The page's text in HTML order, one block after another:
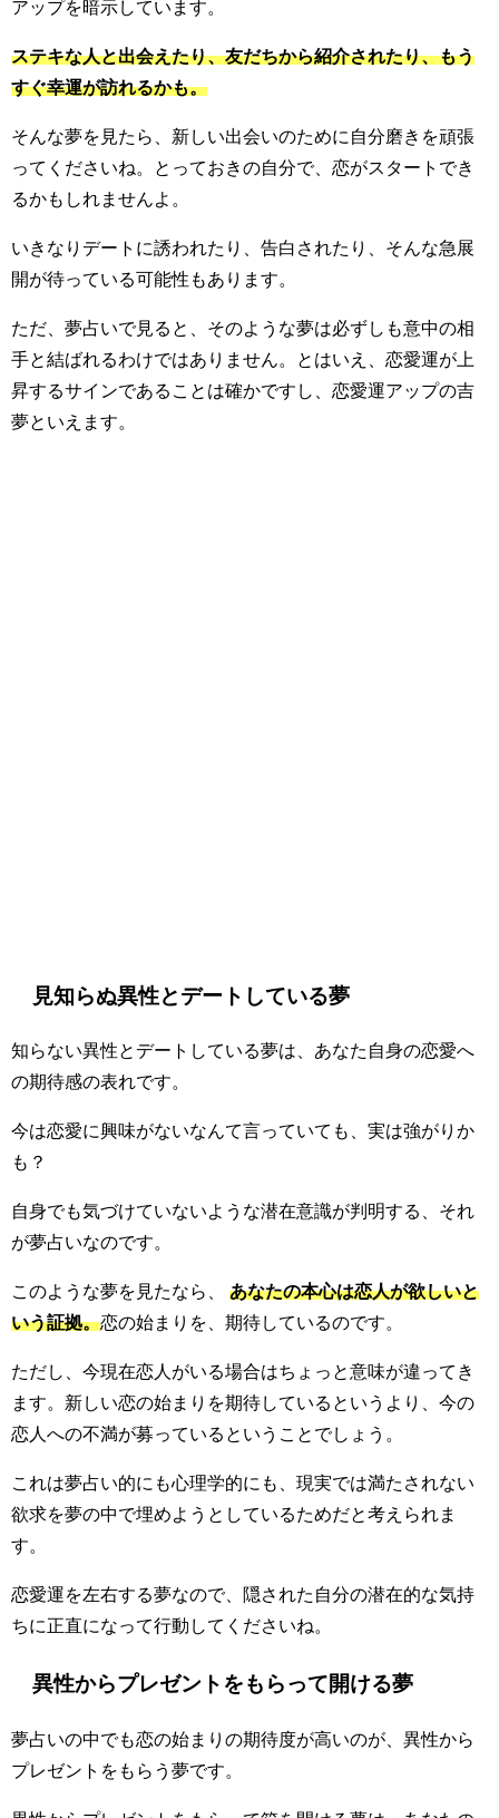
アップを暗示しています。
ステキな人と出会えたり、友だちから紹介されたり、もう
すぐ幸運が訪れるかも。
そんな夢を見たら、新しい出会いのために自分磨きを頑張
ってくださいね。とっておきの自分で、恋がスタートでき
るかもしれませんよ。
いきなりデートに誘われたり、告白されたり、そんな急展
開が待っている可能性もあります。
ただ、夢占いで見ると、そのような夢は必ずしも意中の相
手と結ばれるわけではありません。とはいえ、恋愛運が上
昇するサインであることは確かですし、恋愛運アップの吉
夢といえます。
見知らぬ異性とデートしている夢
知らない異性とデートしている夢は、あなた自身の恋愛へ
の期待感の表れです。
今は恋愛に興味がないなんて言っていても、実は強がりか
も？
自身でも気づけていないような潜在意識が判明する、それ
が夢占いなのです。
このような夢を見たなら、 あなたの本心は恋人が欲しいと
いう証拠。恋の始まりを、期待しているのです。
ただし、今現在恋人がいる場合はちょっと意味が違ってき
ます。新しい恋の始まりを期待しているというより、今の
恋人への不満が募っているということでしょう。
これは夢占い的にも心理学的にも、現実では満たされない
欲求を夢の中で埋めようとしているためだと考えられま
す。
恋愛運を左右する夢なので、隠された自分の潜在的な気持
ちに正直になって行動してくださいね。
異性からプレゼントをもらって開ける夢
夢占いの中でも恋の始まりの期待度が高いのが、異性から
プレゼントをもらう夢です。